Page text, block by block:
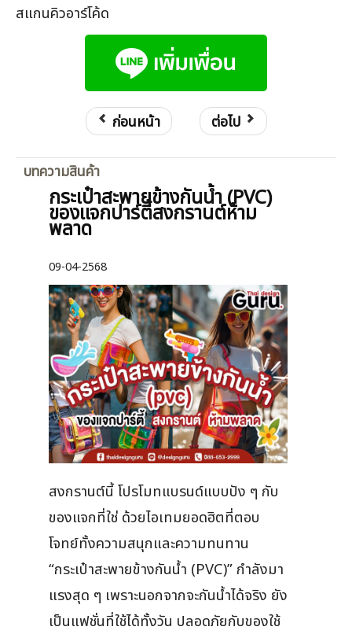
สแกนคิวอาร์โค้ด
ก่อนหน้า ต่อไป
บทความสินค้า
กระเป๋าสะพายข้างกันน้ำ (PVC)
ของแจกปาร์ตี้สงกรานต์ห้าม
พลาด
09-04-2568
สงกรานต์นี้ โปรโมทแบรนด์แบบปัง ๆ กับ
ของแจกที่ใช่ ด้วยไอเทมยอดฮิตที่ตอบ
โจทย์ทั้งความสนุกและความทนทาน
“กระเป๋าสะพายข้างกันน้ำ (PVC)” กำลังมา
แรงสุด ๆ เพราะนอกจากจะกันน้ำได้จริง ยัง
เป็นแฟชั่นที่ใช้ได้ทั้งวัน ปลอดภัยกับของใช้